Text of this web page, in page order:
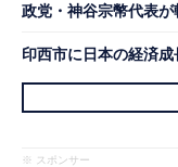
政党・神谷宗幣代表
印西市に日本の経済
※ スポンサー